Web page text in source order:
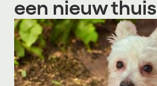
een nieuw thuis